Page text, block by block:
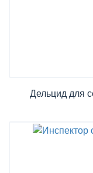
Дельцид для